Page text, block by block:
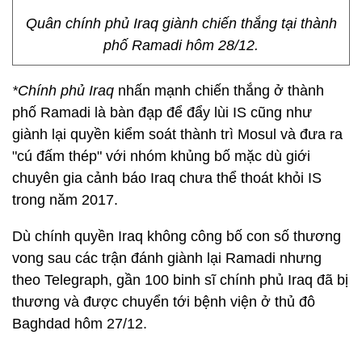
Quân chính phủ Iraq giành chiến thắng tại thành
phố Ramadi hôm 28/12.
*Chính phủ Iraq nhấn mạnh chiến thắng ở thành
phố Ramadi là bàn đạp để đẩy lùi IS cũng như
giành lại quyền kiểm soát thành trì Mosul và đưa ra
"cú đấm thép" với nhóm khủng bố mặc dù giới
chuyên gia cảnh báo Iraq chưa thể thoát khỏi IS
trong năm 2017.
Dù chính quyền Iraq không công bố con số thương
vong sau các trận đánh giành lại Ramadi nhưng
theo Telegraph, gần 100 binh sĩ chính phủ Iraq đã bị
thương và được chuyển tới bệnh viện ở thủ đô
Baghdad hôm 27/12.